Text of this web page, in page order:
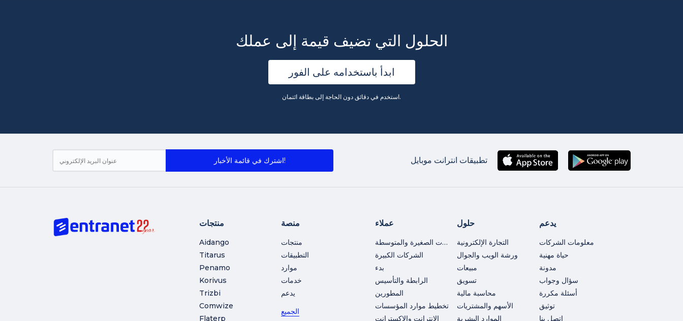
الحلول التي تضيف قيمة إلى عملك
ابدأ باستخدامه على الفور
استخدم في دقائق دون الحاجة إلى بطاقة ائتمان.
اشترك في قائمة الأخبار! تطبيقات انترانت موبايل
منتجات
Aidango
Titarus
Penamo
Korivus
Trizbi
Comwize
Flaterp
منصة
منتجات
التطبيقات
موارد
خدمات
يدعم
الجميع
عملاء
الشركات الصغيرة والمتوسطة
الشركات الكبيرة
بدء
الرابطة والتأسيس
المطورين
تخطيط موارد المؤسسات
الإنترانت والإكسترانت
حلول
التجارة الإلكترونية
ورشة الويب والجوال
مبيعات
تسويق
محاسبة مالية
الأسهم والمشتريات
الموارد البشرية
يدعم
معلومات الشركات
حياة مهنية
مدونة
سؤال وجواب
أسئلة مكررة
توثيق
اتصل بنا